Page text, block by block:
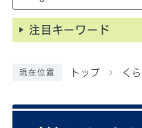
注目キーワード
現在位置 トップ く